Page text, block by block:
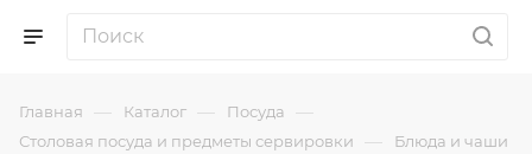
Главная — Каталог — Посуда —
Столовая посуда и предметы сервировки — Блюда и чаши